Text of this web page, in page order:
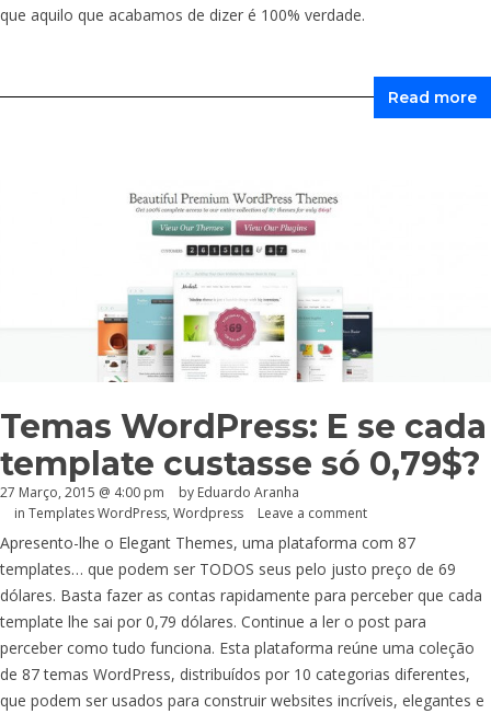
que aquilo que acabamos de dizer é 100% verdade.
Read more
Temas WordPress: E se cada
template custasse só 0,79$?
27 Março, 2015 @ 4:00 pm by Eduardo Aranha
in Templates WordPress, Wordpress Leave a comment
Apresento-lhe o Elegant Themes, uma plataforma com 87
templates… que podem ser TODOS seus pelo justo preço de 69
dólares. Basta fazer as contas rapidamente para perceber que cada
template lhe sai por 0,79 dólares. Continue a ler o post para
perceber como tudo funciona. Esta plataforma reúne uma coleção
de 87 temas WordPress, distribuídos por 10 categorias diferentes,
que podem ser usados para construir websites incríveis, elegantes e